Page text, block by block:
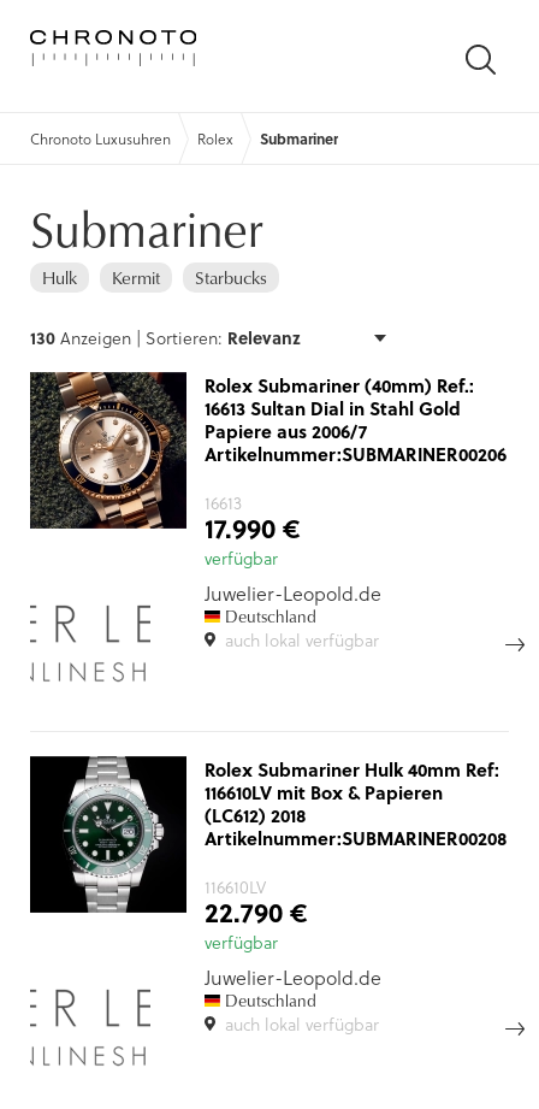
Chronoto Luxusuhren Rolex Submariner
Submariner
Hulk Kermit Starbucks
130Anzeigen | Sortieren:
Rolex Submariner (40mm) Ref.:
16613 Sultan Dial in Stahl Gold
Papiere aus 2006/7
Artikelnummer:SUBMARINER00206
16613
17.990 €
verfügbar
Juwelier-Leopold.de
Deutschland
auch lokal verfügbar
Rolex Submariner Hulk 40mm Ref:
116610LV mit Box & Papieren
(LC612) 2018
Artikelnummer:SUBMARINER00208
116610LV
22.790 €
verfügbar
Juwelier-Leopold.de
Deutschland
auch lokal verfügbar